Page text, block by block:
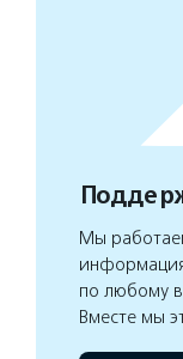
Мы
по любому
Вместе мы